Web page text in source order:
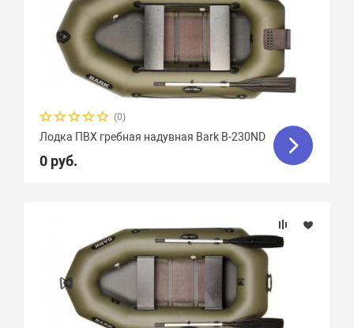
(0)
Лодка ПВХ гребная надувная Bark B-230ND
0 руб.